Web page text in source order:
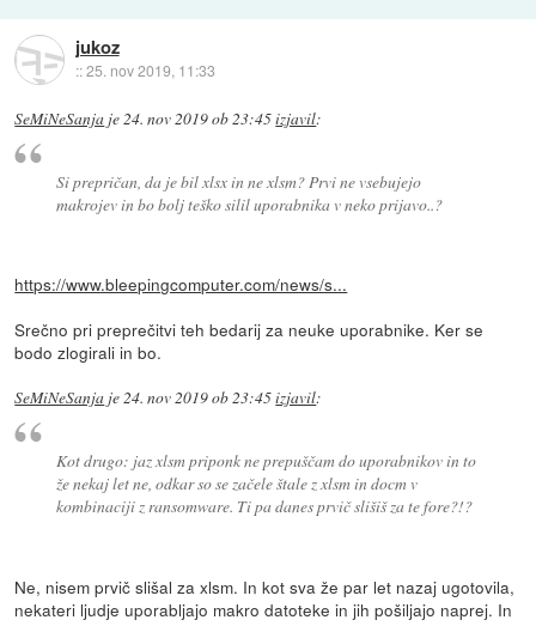
jukoz
::25. nov 2019, 11:33
SeMiNeSanja je24. nov 2019 ob 23:45izjavil:
Si prepričan, da je bil xlsx in ne xlsm? Prvi ne vsebujejo
makrojev in bo bolj teško silil uporabnika v neko prijavo..?
https://www.bleepingcomputer.com/news/s...
Srečno pri preprečitvi teh bedarij za neuke uporabnike. Ker se
bodo zlogirali in bo.
SeMiNeSanja je24. nov 2019 ob 23:45izjavil:
Kot drugo: jaz xlsm priponk ne prepuščam do uporabnikov in to
že nekaj let ne, odkar so se začele štale z xlsm in docm v
kombinaciji z ransomware. Ti pa danes prvič slišiš za te fore?!?
Ne, nisem prvič slišal za xlsm. In kot sva že par let nazaj ugotovila,
nekateri ljudje uporabljajo makro datoteke in jih pošiljajo naprej. In